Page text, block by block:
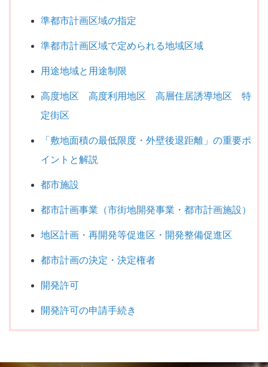
準都市計画区域の指定
準都市計画区域で定められる地域区域
用途地域と用途制限
高度地区 高度利用地区 高層住居誘導地区 特
定街区
「敷地面積の最低限度・外壁後退距離」の重要ポ
イントと解説
都市施設
都市計画事業（市街地開発事業・都市計画施設）
地区計画・再開発等促進区・開発整備促進区
都市計画の決定・決定権者
開発許可
開発許可の申請手続き